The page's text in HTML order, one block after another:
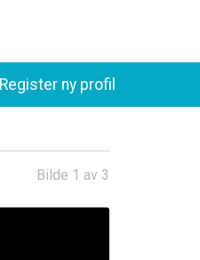
Register ny profil
Bilde 1 av 3